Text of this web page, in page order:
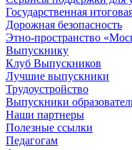
Государственная
Дорожная безопасность
Этно-пространство
Выпускнику
Клуб Выпускников
Лучшие выпускники
Трудоустройство
Выпускники
Наши партнеры
Полезные ссылки
Педагогам